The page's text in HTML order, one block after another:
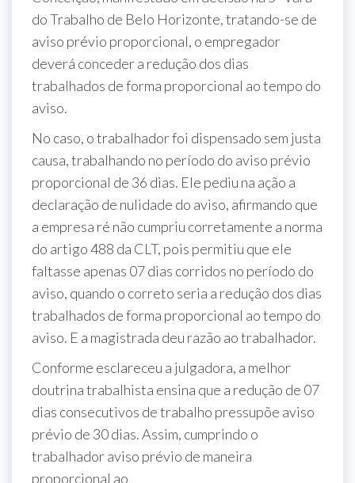
do Trabalho de Belo Horizonte, tratando-se de
aviso prévio proporcional, o empregador
deverá conceder a redução dos dias
trabalhados de forma proporcional ao tempo do
aviso.
No caso, o trabalhador foi dispensado sem justa
causa, trabalhando no período do aviso prévio
proporcional de 36 dias. Ele pediu na ação a
declaração de nulidade do aviso, afirmando que
a empresa ré não cumpriu corretamente a norma
do artigo 488 da CLT, pois permitiu que ele
faltasse apenas 07 dias corridos no período do
aviso, quando o correto seria a redução dos dias
trabalhados de forma proporcional ao tempo do
aviso. E a magistrada deu razão ao trabalhador.
Conforme esclareceu a julgadora, a melhor
doutrina trabalhista ensina que a redução de 07
dias consecutivos de trabalho pressupõe aviso
prévio de 30 dias. Assim, cumprindo o
trabalhador aviso prévio de maneira
proporcional ao